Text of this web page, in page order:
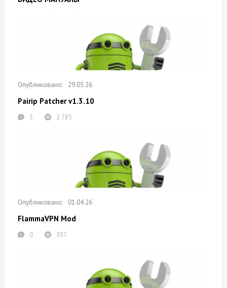
29.05.26
Pairip Patcher v1.3.10
5 2 785
01.04.26
FlammaVPN Mod
0 937